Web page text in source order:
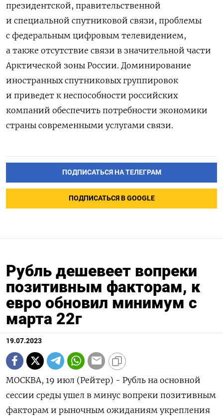
президентской, правительственной
и специальной спутниковой связи, проблемы
с федеральным цифровым телевидением,
а также отсутствие связи в значительной части
Арктической зоны России. Доминирование
иностранных спутниковых группировок
и приведет к неспособности российских
компаний обеспечить потребности экономики
страны современными услугами связи.
ПОДПИСАТЬСЯ НА ТЕЛЕГРАМ
ПОДПИСАТЬСЯ В GOOGLE
Рубль дешевеет вопреки
позитивным факторам, к
евро обновил минимум с
марта 22г
19.07.2023
МОСКВА, 19 июл (Рейтер) - Рубль на основной
сессии среды ушел в минус вопреки позитивным
факторам и рыночным ожиданиям укрепления